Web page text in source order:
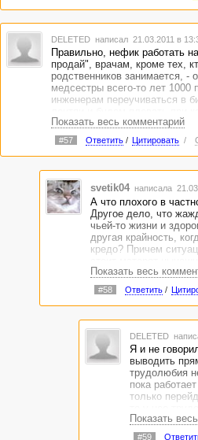
DELETED написал 21.03.2011 в
Правильно, нефик работать
продай", врачам, кроме тех,
родственников занимается, -
медсестры всего-то лет
инженерам переучиваться в
очень модно).
Показать весь комментарий
#57 Ответить/ Цитировать /
svetik04 написала
А что плохого в
Другое дело, что
чьей-то жизни и
другая крайность,
кредо? Причем
государства пособия,
Показать весь
#58 Ответить/
DELETED
Я и не
выводить
трудолюбия
пока
только
роддоме лет
посоветую
Показать
#59